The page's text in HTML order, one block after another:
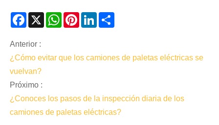
Facebook
X WhatsAppPinterestLinkedIn
Anterior :
¿Cómo evitar que los camiones de paletas eléctricas se
vuelvan?
Próximo :
¿Conoces los pasos de la inspección diaria de los
camiones de paletas eléctricas?